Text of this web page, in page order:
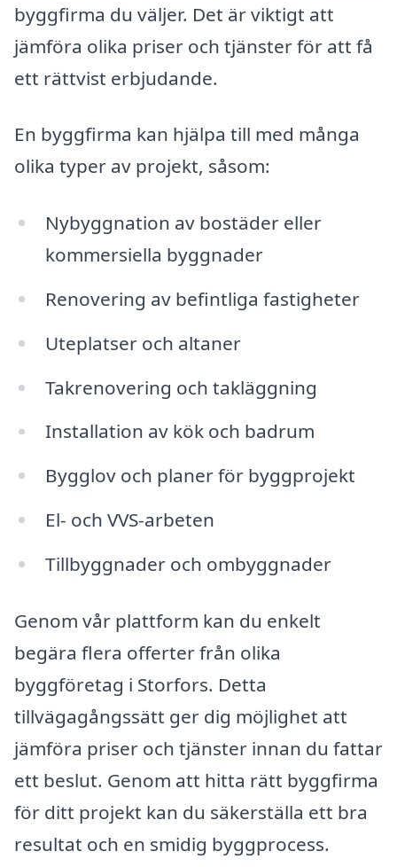
byggfirma du väljer. Det är viktigt att
jämföra olika priser och tjänster för att få
ett rättvist erbjudande.
En byggfirma kan hjälpa till med många
olika typer av projekt, såsom:
Nybyggnation av bostäder eller
kommersiella byggnader
Renovering av befintliga fastigheter
Uteplatser och altaner
Takrenovering och takläggning
Installation av kök och badrum
Bygglov och planer för byggprojekt
El- och VVS-arbeten
Tillbyggnader och ombyggnader
Genom vår plattform kan du enkelt
begära flera offerter från olika
byggföretag i Storfors. Detta
tillvägagångssätt ger dig möjlighet att
jämföra priser och tjänster innan du fattar
ett beslut. Genom att hitta rätt byggfirma
för ditt projekt kan du säkerställa ett bra
resultat och en smidig byggprocess.